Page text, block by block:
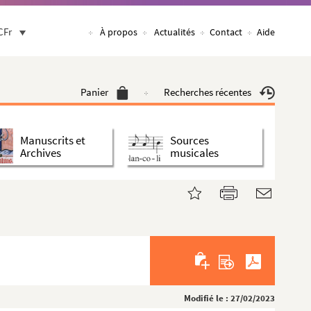
À propos Actualités Contact Aide
Panier Recherches récentes
Manuscrits et
Archives
Sources
musicales
Modifié le : 27/02/2023
prisonnier,...
1857